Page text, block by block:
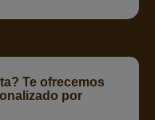
Te ofrecemos
por